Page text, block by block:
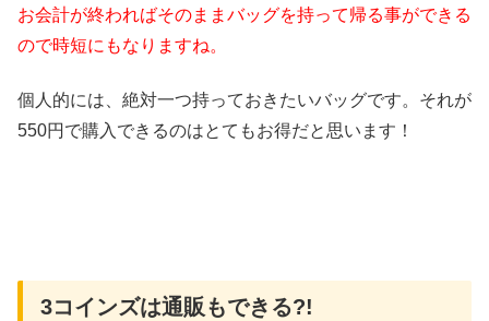
お会計が終わればそのままバッグを持って帰る事ができる
ので時短にもなりますね。
個人的には、絶対一つ持っておきたいバッグです。それが
550円で購入できるのはとてもお得だと思います！
3コインズは通販もできる?!